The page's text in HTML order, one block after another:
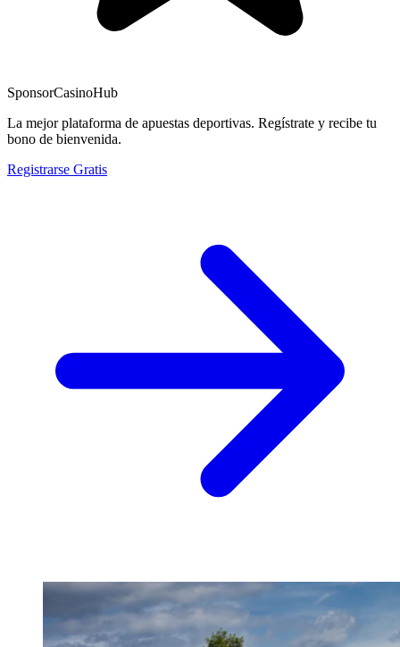
SponsorCasinoHub
La mejor plataforma de apuestas deportivas. Regístrate y recibe tu
bono de bienvenida.
Registrarse Gratis